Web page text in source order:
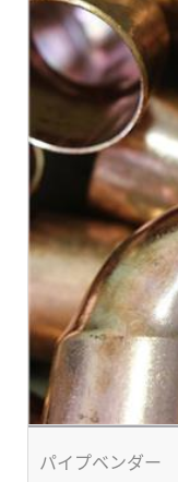
パイプベンダー